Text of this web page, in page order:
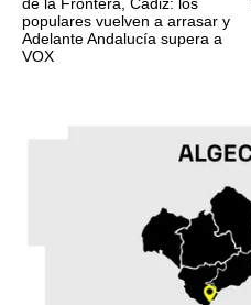
populares vuelven a arrasar y
Adelante Andalucía supera a
VOX